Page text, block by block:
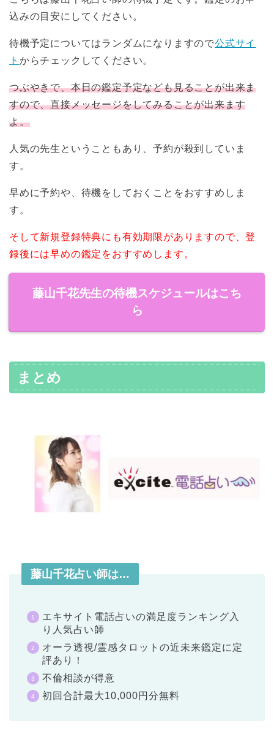
込みの目安にしてください。
待機予定についてはランダムになりますので公式サイ
ト からチェックしてください。
つぶやきで、本日の鑑定予定なども見ることが出来ま
すので、直接メッセージをしてみることが出来ます
よ。
人気の先生ということもあり、予約が殺到していま
す。
早めに予約や、待機をしておくことをおすすめしま
す。
そして新規登録特典にも有効期限がありますので、登
録後には早めの鑑定をおすすめします。
藤山千花先生の待機スケジュールはこち
ら
まとめ
藤山千花占い師は…
エキサイト電話占いの満足度ランキング入
り人気占い師
オーラ透視/霊感タロットの近未来鑑定に定
評あり！
不倫相談が得意
初回合計最大10,000円分無料